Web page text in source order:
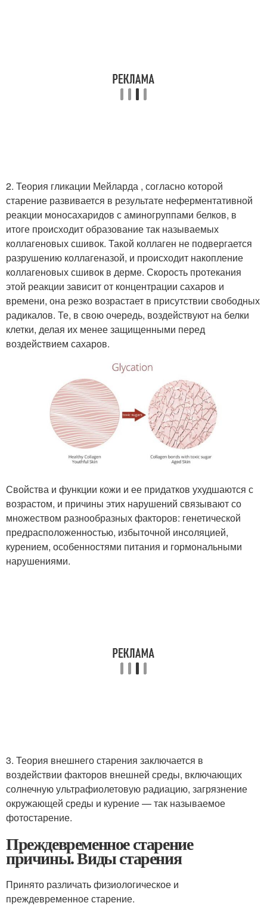
2. Теория гликации Мейларда , согласно которой
старение развивается в результате неферментативной
реакции моносахаридов с аминогруппами белков, в
итоге происходит образование так называемых
коллагеновых сшивок. Такой коллаген не подвергается
разрушению коллагеназой, и происходит накопление
коллагеновых сшивок в дерме. Скорость протекания
этой реакции зависит от концентрации сахаров и
времени, она резко возрастает в присутствии свободных
радикалов. Те, в свою очередь, воздействуют на белки
клетки, делая их менее защищенными перед
воздействием сахаров.
Свойства и функции кожи и ее придатков ухудшаются с
возрастом, и причины этих нарушений связывают со
множеством разнообразных факторов: генетической
предрасположенностью, избыточной инсоляцией,
курением, особенностями питания и гормональными
нарушениями.
3. Теория внешнего старения заключается в
воздействии факторов внешней среды, включающих
солнечную ультрафиолетовую радиацию, загрязнение
окружающей среды и курение — так называемое
фотостарение.
Преждевременное старение
причины. Виды старения
Принято различать физиологическое и
преждевременное старение.